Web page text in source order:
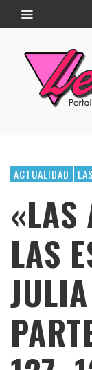
ACTUALIDAD
«LAS
LAS